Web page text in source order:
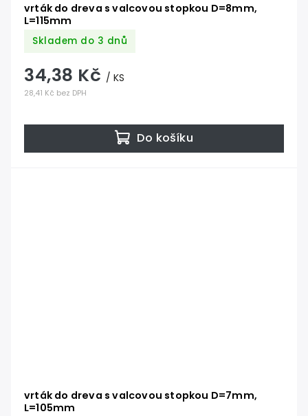
vrták do dreva s valcovou stopkou D=8mm,
L=115mm
Skladem do 3 dnů
28,41 Kč bez DPH
34,38 Kč / KS
Do košíku
vrták do dreva s valcovou stopkou D=7mm,
L=105mm